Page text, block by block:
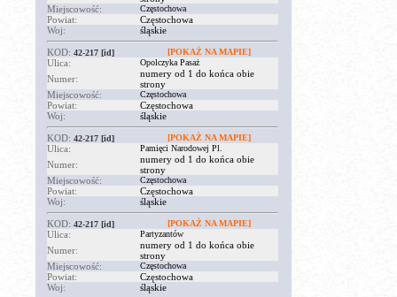
Miejscowość:
Częstochowa
Powiat:
Częstochowa
Woj:
śląskie
KOD: 42-217 [id] [POKAŻ NA MAPIE]
Ulica: Opolczyka Pasaż
Numer:
numery od 1 do końca obie
strony
Miejscowość:
Częstochowa
Powiat:
Częstochowa
Woj:
śląskie
KOD: 42-217 [id] [POKAŻ NA MAPIE]
Ulica: Pamięci Narodowej Pl.
Numer:
numery od 1 do końca obie
strony
Miejscowość:
Częstochowa
Powiat:
Częstochowa
Woj:
śląskie
KOD: 42-217 [id] [POKAŻ NA MAPIE]
Ulica: Partyzantów
Numer:
numery od 1 do końca obie
strony
Miejscowość:
Częstochowa
Powiat:
Częstochowa
Woj:
śląskie